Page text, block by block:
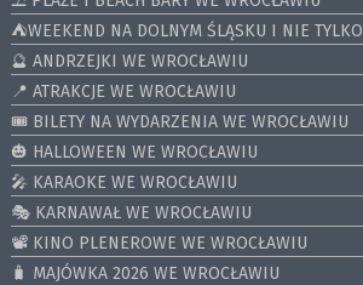
⛺️WEEKEND NA DOLNYM ŚLĄSKU I NIE TYLKO
🔮 ANDRZEJKI WE WROCŁAWIU
📍 ATRAKCJE WE WROCŁAWIU
🎟️ BILETY NA WYDARZENIA WE WROCŁAWIU
🎃 HALLOWEEN WE WROCŁAWIU
🎤 KARAOKE WE WROCŁAWIU
🎭 KARNAWAŁ WE WROCŁAWIU
📽️ KINO PLENEROWE WE WROCŁAWIU
🧳 MAJÓWKA 2026 WE WROCŁAWIU